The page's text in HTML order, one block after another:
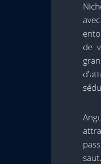
de
saut.